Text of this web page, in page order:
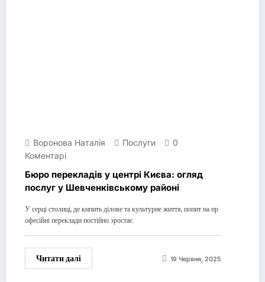
Воронова Наталія Послуги
0
Коментарі
Бюро перекладів у центрі Києва: огляд
послуг у Шевченківському районі
У серці столиці, де кипить ділове та культурне життя, попит на пр
офесійні переклади постійно зростає.
Читати далі 19 Червня, 2025